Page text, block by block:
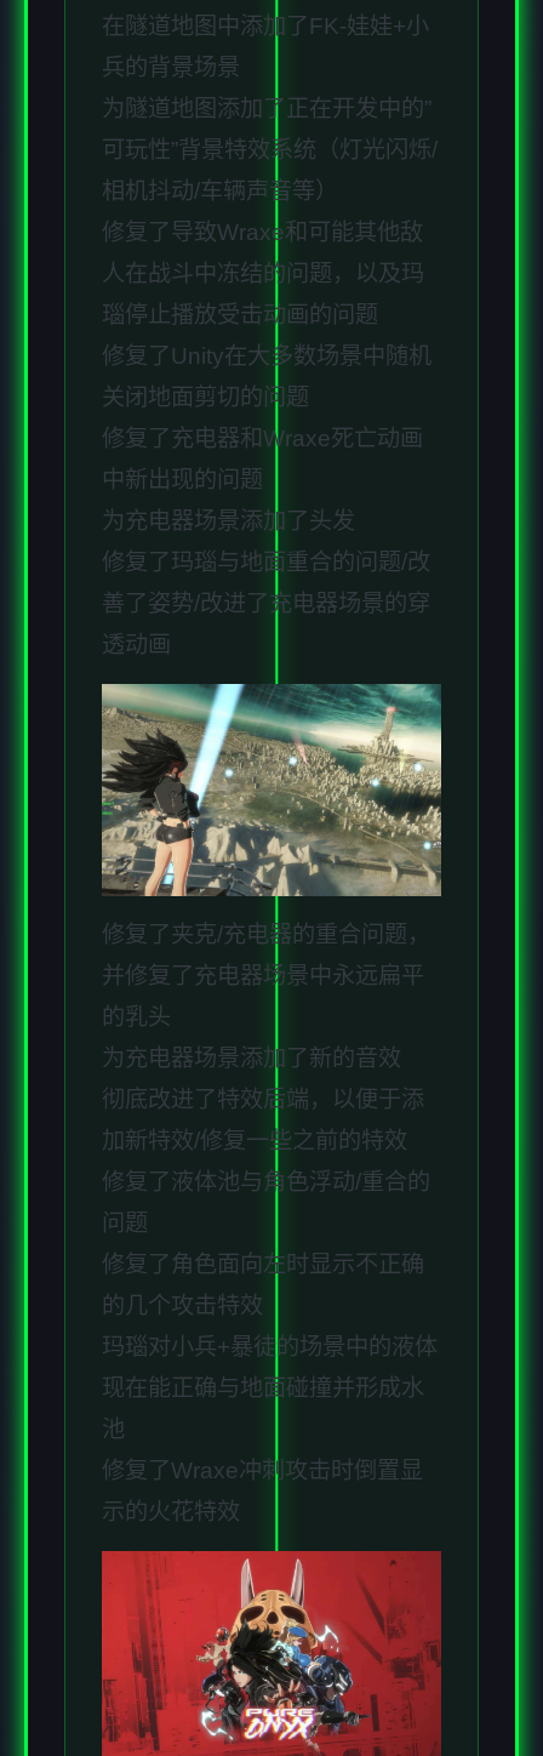
在隧道地图中添加了FK-娃娃+小
兵的背景场景
为隧道地图添加了正在开发中的”
可玩性”背景特效系统（灯光闪烁/
相机抖动/车辆声音等）
修复了导致Wraxe和可能其他敌
人在战斗中冻结的问题，以及玛
瑙停止播放受击动画的问题
修复了Unity在大多数场景中随机
关闭地面剪切的问题
修复了充电器和Wraxe死亡动画
中新出现的问题
为充电器场景添加了头发
修复了玛瑙与地面重合的问题/改
善了姿势/改进了充电器场景的穿
透动画
修复了夹克/充电器的重合问题，
并修复了充电器场景中永远扁平
的乳头
为充电器场景添加了新的音效
彻底改进了特效后端，以便于添
加新特效/修复一些之前的特效
修复了液体池与角色浮动/重合的
问题
修复了角色面向左时显示不正确
的几个攻击特效
玛瑙对小兵+暴徒的场景中的液体
现在能正确与地面碰撞并形成水
池
修复了Wraxe冲刺攻击时倒置显
示的火花特效